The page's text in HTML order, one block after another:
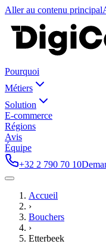
Aller au contenu principal
Pourquoi
Métiers
Solution
E-commerce
Régions
Avis
Équipe
+32 2 790 70 10
Accueil
›
Bouchers
›
Etterbeek